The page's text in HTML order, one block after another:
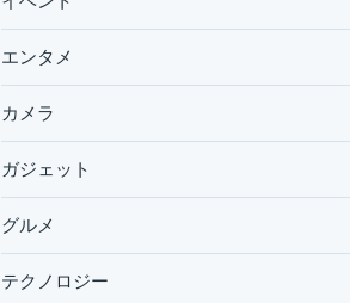
エンタメ
カメラ
ガジェット
グルメ
テクノロジー